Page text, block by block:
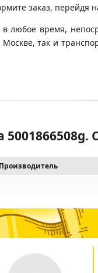
заказ, перейдя
любое время,
Москве, так и
Производитель